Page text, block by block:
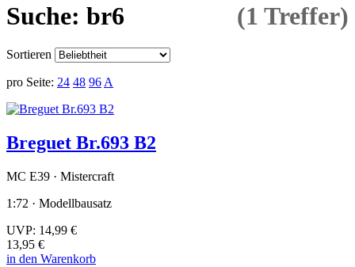
Suche: br6 (1 Treffer)
Sortieren
pro Seite: 24 48 96 A
Breguet Br.693 B2
MC E39 · Mistercraft
1:72 · Modellbausatz
UVP: 14,99 €
13,95 €
in den Warenkorb